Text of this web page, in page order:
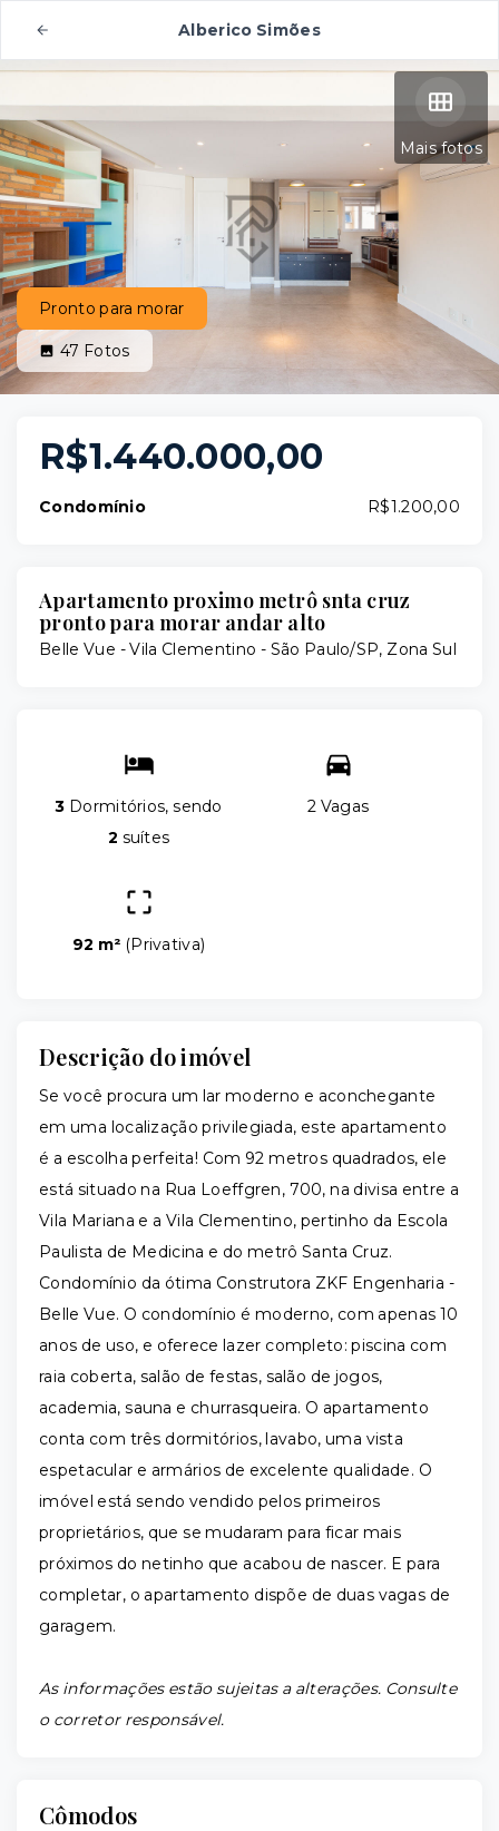
Alberico Simões
Mais fotos
Pronto para morar
47 Fotos
R$1.440.000,00
Condomínio R$1.200,00
Apartamento proximo metrô snta cruz
pronto para morar andar alto
Belle Vue -Vila Clementino - São Paulo/SP, Zona Sul
3 Dormitórios, sendo
2 suítes
2 Vagas
92 m² (Privativa)
Descrição do imóvel
Se você procura um lar moderno e aconchegante
em uma localização privilegiada, este apartamento
é a escolha perfeita! Com 92 metros quadrados, ele
está situado na Rua Loeffgren, 700, na divisa entre a
Vila Mariana e a Vila Clementino, pertinho da Escola
Paulista de Medicina e do metrô Santa Cruz.
Condomínio da ótima Construtora ZKF Engenharia -
Belle Vue. O condomínio é moderno, com apenas 10
anos de uso, e oferece lazer completo: piscina com
raia coberta, salão de festas, salão de jogos,
academia, sauna e churrasqueira. O apartamento
conta com três dormitórios, lavabo, uma vista
espetacular e armários de excelente qualidade. O
imóvel está sendo vendido pelos primeiros
proprietários, que se mudaram para ficar mais
próximos do netinho que acabou de nascer. E para
completar, o apartamento dispõe de duas vagas de
garagem.
As informações estão sujeitas a alterações. Consulte
o corretor responsável.
Cômodos